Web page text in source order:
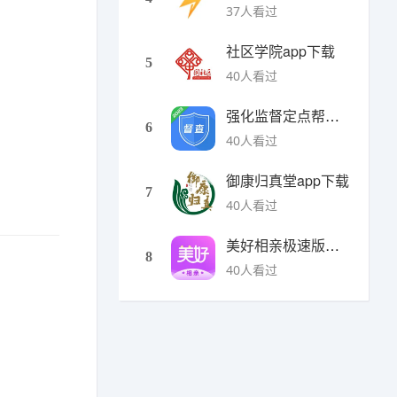
37人看过
5
社区学院app下载
40人看过
6
强化监督定点帮扶下载
40人看过
7
御康归真堂app下载
40人看过
8
美好相亲极速版下载
40人看过